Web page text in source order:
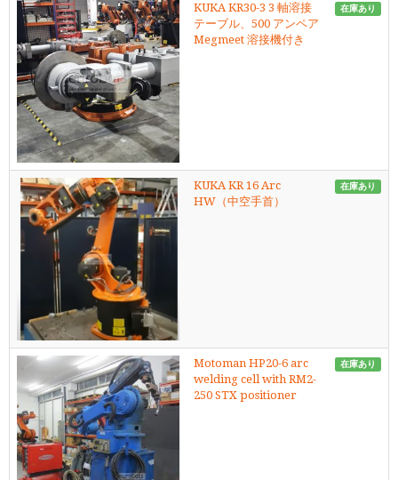
KUKA KR30-3 3 軸溶接
テーブル、500 アンペア
Megmeet 溶接機付き
在庫あり
KUKA KR 16 Arc
HW（中空手首）
在庫あり
Motoman HP20-6 arc
welding cell with RM2-
250 STX positioner
在庫あり